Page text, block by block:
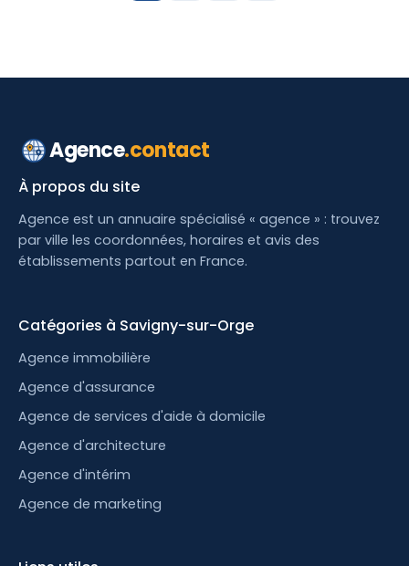
Agence.contact
À propos du site
Agence est un annuaire spécialisé « agence » : trouvez
par ville les coordonnées, horaires et avis des
établissements partout en France.
Catégories à Savigny-sur-Orge
Agence immobilière
Agence d'assurance
Agence de services d'aide à domicile
Agence d'architecture
Agence d'intérim
Agence de marketing